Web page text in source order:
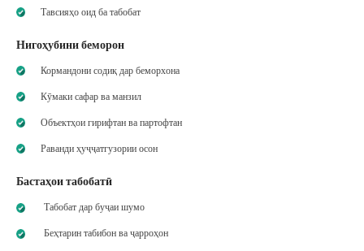
Тавсияҳо оид ба табобат
Нигоҳубини беморон
Кормандони содиқ дар беморхона
Кӯмаки сафар ва манзил
Объектҳои гирифтан ва партофтан
Раванди ҳуҷҷатгузории осон
Бастаҳои табобатӣ
Табобат дар буҷаи шумо
Беҳтарин табибон ва ҷарроҳон